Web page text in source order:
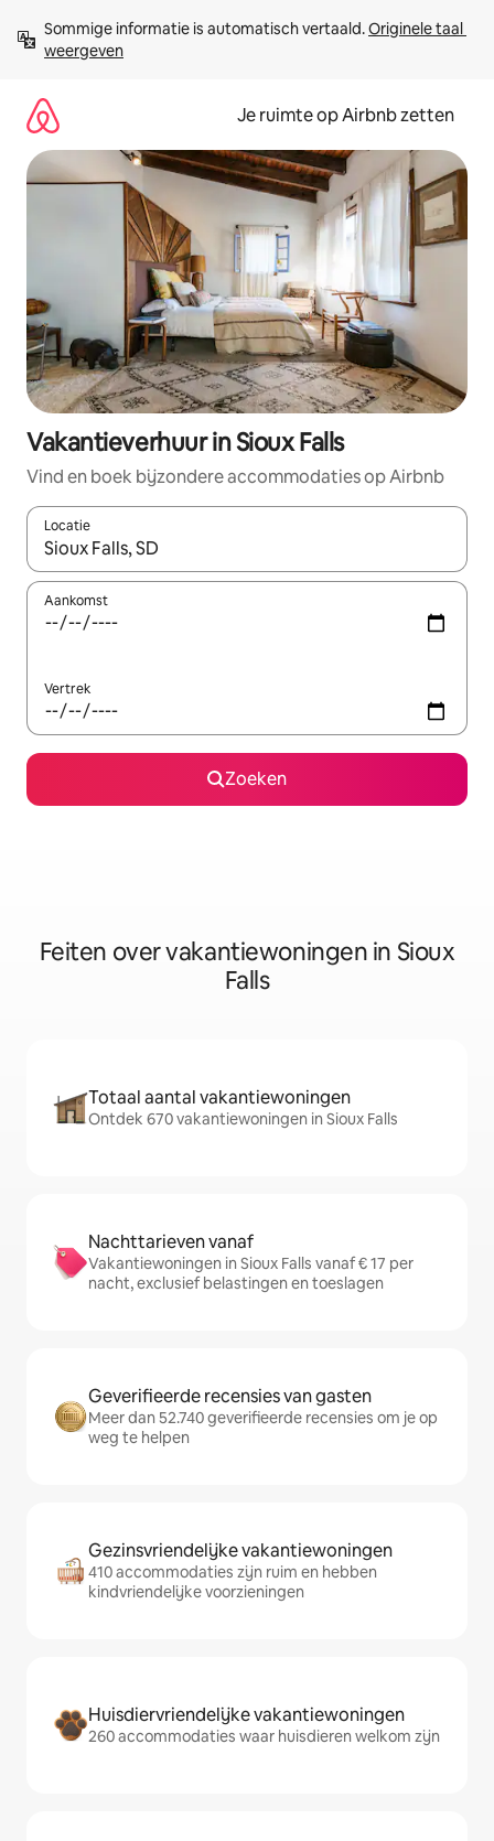
direct
naar
Sommige informatie is automatisch vertaald. Originele taal
weergeven
Je ruimte op Airbnb zetten
Vakantieverhuur in Sioux Falls
Vind en boek bijzondere accommodaties op Airbnb
Locatie
Wanneer er suggesties beschikbaar zijn, maak je een keuze
Aankomst
Vertrek
Zoeken
Feiten over vakantiewoningen in Sioux
Falls
Totaal aantal vakantiewoningen
Ontdek 670 vakantiewoningen in Sioux Falls
Nachttarieven vanaf
Vakantiewoningen in Sioux Falls vanaf € 17 per
nacht, exclusief belastingen en toeslagen
Geverifieerde recensies van gasten
Meer dan 52.740 geverifieerde recensies om je op
weg te helpen
Gezinsvriendelijke vakantiewoningen
410 accommodaties zijn ruim en hebben
kindvriendelijke voorzieningen
Huisdiervriendelijke vakantiewoningen
260 accommodaties waar huisdieren welkom zijn